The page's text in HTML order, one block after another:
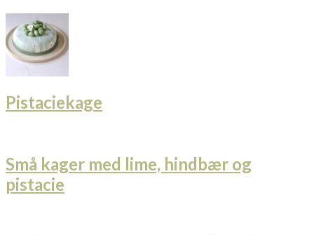
Pistaciekage
Små kager med lime, hindbær og
pistacie